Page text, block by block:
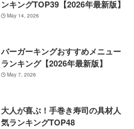
ンキングTOP39【2026年最新版】
May 14, 2026
バーガーキングおすすめメニュー
ランキング【2026年最新版】
May 7, 2026
大人が喜ぶ！手巻き寿司の具材人
気ランキングTOP48